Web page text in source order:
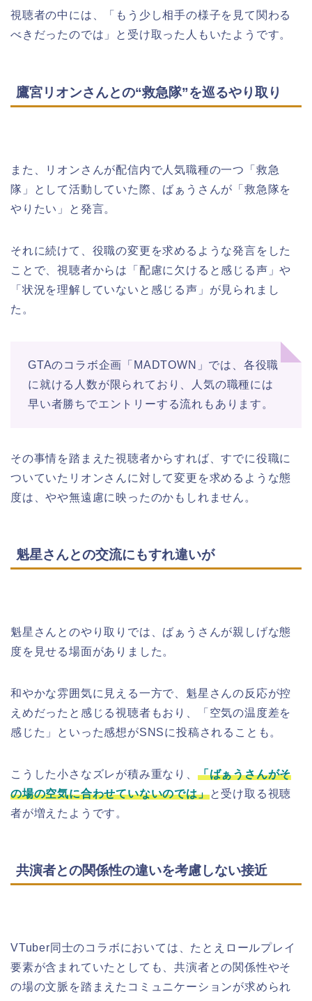
視聴者の中には、「もう少し相手の様子を見て関わる
べきだったのでは」と受け取った人もいたようです。
鷹宮リオンさんとの“救急隊”を巡るやり取り
また、リオンさんが配信内で人気職種の一つ「救急
隊」として活動していた際、ばぁうさんが「救急隊を
やりたい」と発言。
それに続けて、役職の変更を求めるような発言をした
ことで、視聴者からは「配慮に欠けると感じる声」や
「状況を理解していないと感じる声」が見られまし
た。
GTAのコラボ企画「MADTOWN」では、各役職
に就ける人数が限られており、人気の職種には
早い者勝ちでエントリーする流れもあります。
その事情を踏まえた視聴者からすれば、すでに役職に
ついていたリオンさんに対して変更を求めるような態
度は、やや無遠慮に映ったのかもしれません。
魁星さんとの交流にもすれ違いが
魁星さんとのやり取りでは、ばぁうさんが親しげな態
度を見せる場面がありました。
和やかな雰囲気に見える一方で、魁星さんの反応が控
えめだったと感じる視聴者もおり、「空気の温度差を
感じた」といった感想がSNSに投稿されることも。
こうした小さなズレが積み重なり、 「ばぁうさんがそ
の場の空気に合わせていないのでは」と受け取る視聴
者が増えたようです。
共演者との関係性の違いを考慮しない接近
VTuber同士のコラボにおいては、たとえロールプレイ
要素が含まれていたとしても、共演者との関係性やそ
の場の文脈を踏まえたコミュニケーションが求められ